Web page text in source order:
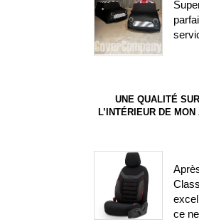
UNE QUALITÉ
L’INTÉRIEUR DE
ce